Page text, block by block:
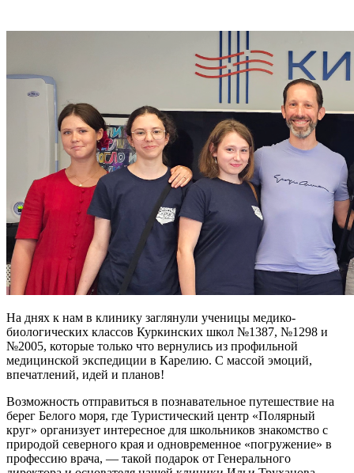
На днях к нам в клинику заглянули ученицы медико-
биологических классов Куркинских школ №1387, №1298 и
№2005, которые только что вернулись из профильной
медицинской экспедиции в Карелию. С массой эмоций,
впечатлений, идей и планов!
Возможность отправиться в познавательное путешествие на
берег Белого моря, где Туристический центр «Полярный
круг» организует интересное для школьников знакомство с
природой северного края и одновременное «погружение» в
профессию врача, — такой подарок от Генерального